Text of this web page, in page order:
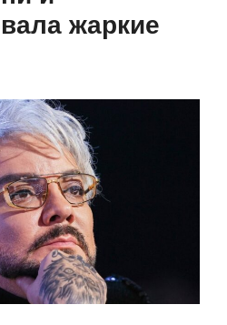
жаркие